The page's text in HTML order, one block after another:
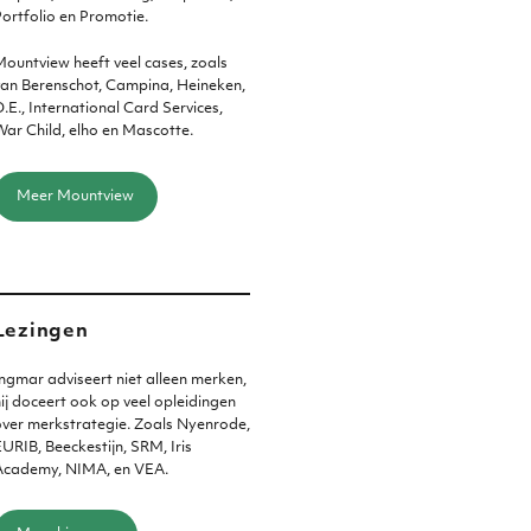
en Promotie.
heeft veel cases, zoals
Berenschot, Campina, Heineken,
International Card Services,
Child, elho en Mascotte.
Meer Mountview
Ingmar adviseert niet alleen merken,
doceert ook op veel opleidingen
merkstrategie. Zoals Nyenrode,
Beeckestijn, SRM, Iris
NIMA, en VEA.